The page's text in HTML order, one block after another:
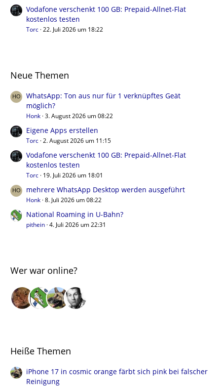
Vodafone verschenkt 100 GB: Prepaid-Allnet-Flat
kostenlos testen
Torc 22. Juli 2026 um 18:22
Neue Themen
WhatsApp: Ton aus nur für 1 verknüpftes Geät
möglich?
Honk 3. August 2026 um 08:22
Eigene Apps erstellen
Torc 2. August 2026 um 11:15
Vodafone verschenkt 100 GB: Prepaid-Allnet-Flat
kostenlos testen
Torc 19. Juli 2026 um 18:01
mehrere WhatsApp Desktop werden ausgeführt
Honk 8. Juli 2026 um 08:22
National Roaming in U-Bahn?
pithein 4. Juli 2026 um 22:31
Wer war online?
Heiße Themen
iPhone 17 in cosmic orange färbt sich pink bei falscher
Reinigung